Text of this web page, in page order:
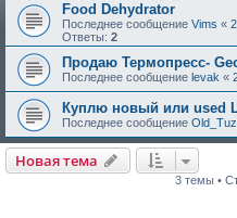
Food Dehydrator
Последнее сообщение Vims «
Ответы: 2
Продаю Термопресс-
Последнее сообщение levak «
Куплю новый или used
Последнее сообщение
Новая тема
3 темы •